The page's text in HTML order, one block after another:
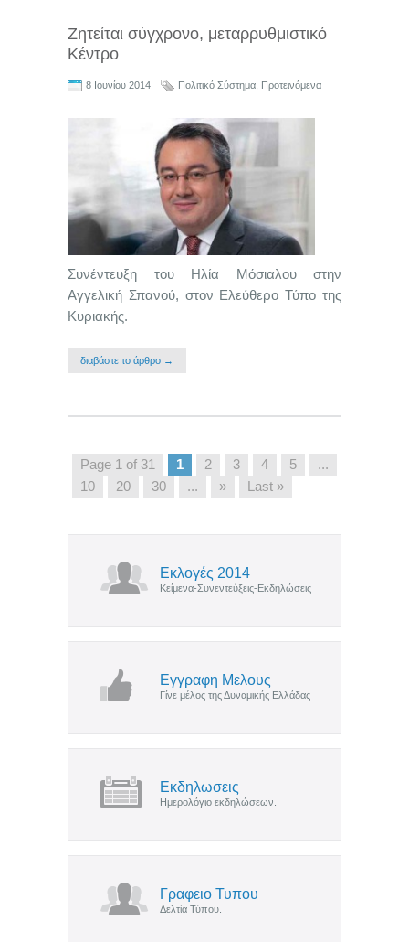
Ζητείται σύγχρονο, μεταρρυθμιστικό
Κέντρο
8 Ιουνίου 2014 Πολιτικό Σύστημα Προτεινόμενα
Συνέντευξη του Ηλία Μόσιαλου στην
Αγγελική Σπανού, στον Ελεύθερο Τύπο της
Κυριακής.
διαβάστε το άρθρο →
Page 1 of 31 1 2 3 4 5
...
10
20 30 ... » Last »
Εκλογές 2014
Κείμενα-Συνεντεύξεις-Εκδηλώσεις
Εγγραφη Μελους
Γίνε μέλος της Δυναμικής Ελλάδας
Εκδηλωσεις
Ημερολόγιο εκδηλώσεων.
Γραφειο Τυπου
Δελτία Τύπου.